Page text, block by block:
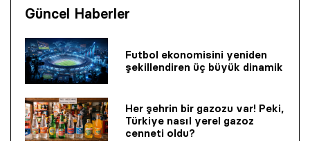
Güncel Haberler
Futbol ekonomisini yeniden
şekillendiren üç büyük dinamik
Her şehrin bir gazozu var! Peki,
Türkiye nasıl yerel gazoz
cenneti oldu?